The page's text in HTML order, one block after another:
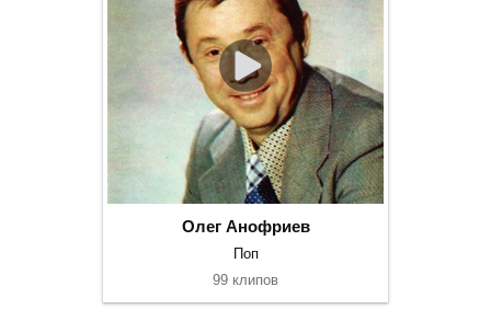
Олег Анофриев
Поп
99 клипов